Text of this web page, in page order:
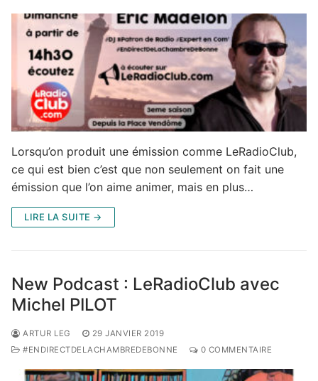
Lorsqu’on produit une émission comme LeRadioClub,
ce qui est bien c’est que non seulement on fait une
émission que l’on aime animer, mais en plus…
LIRE LA SUITE →
New Podcast : LeRadioClub avec
Michel PILOT
ARTUR LEG
29 JANVIER 2019
#ENDIRECTDELACHAMBREDEBONNE
0 COMMENTAIRE